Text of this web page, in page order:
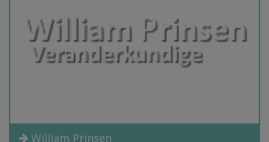
William Prinsen